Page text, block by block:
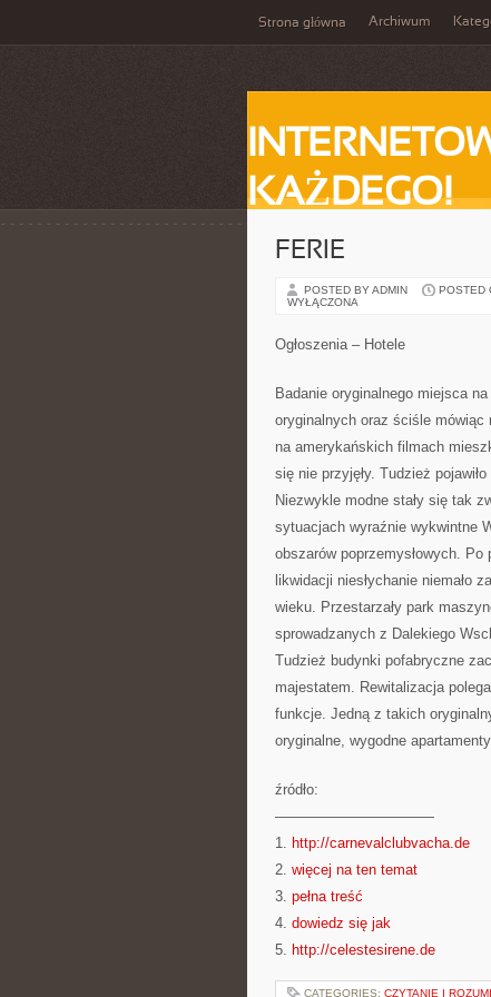
Strona główna Archiwum
KAŻDEGO!
FERIE
POSTED BY ADMIN POSTED
WYŁĄCZONA
Ogłoszenia – Hotele
Badanie oryginalnego miejsca
oryginalnych oraz ściśle mówiąc
na amerykańskich filmach
się nie przyjęły. Tudzież
Niezwykle modne stały się tak
sytuacjach wyraźnie wykwintne
obszarów poprzemysłowych. Po
likwidacji niesłychanie niemało
wieku. Przestarzały park
sprowadzanych z Dalekiego
Tudzież budynki pofabryczne
majestatem. Rewitalizacja
funkcje. Jedną z takich
oryginalne, wygodne
źródło:
———————————
1. http://carnevalclubvacha.de
2. więcej na ten temat
3. pełna treść
4. dowiedz się jak
5. http://celestesirene.de
CATEGORIES: CZYTANIE I